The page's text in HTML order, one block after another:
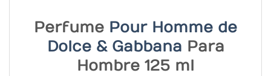
Perfume Pour Homme de
Dolce & Gabbana Para
Hombre 125 ml